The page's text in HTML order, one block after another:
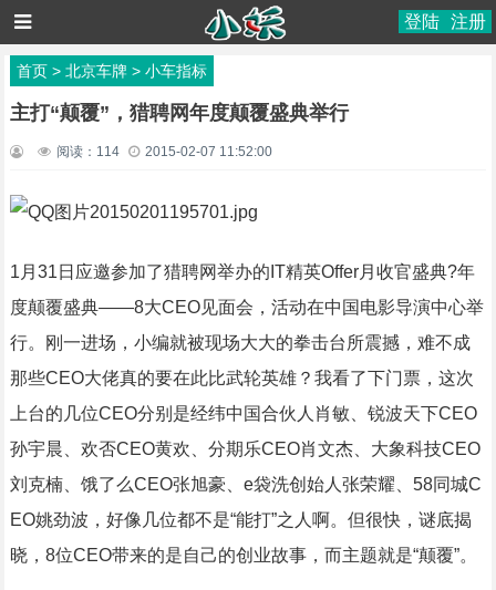
登陆 注册
首页> 北京车牌> 小车指标
主打“颠覆”，猎聘网年度颠覆盛典举行
阅读： 114 2015-02-07 11:52:00
1月31日应邀参加了猎聘网举办的IT精英Offer月收官盛典?年
度颠覆盛典——8大CEO见面会，活动在中国电影导演中心举
行。刚一进场，小编就被现场大大的拳击台所震撼，难不成
那些CEO大佬真的要在此比武轮英雄？我看了下门票，这次
上台的几位CEO分别是经纬中国合伙人肖敏、锐波天下CEO
孙宇晨、欢否CEO黄欢、分期乐CEO肖文杰、大象科技CEO
刘克楠、饿了么CEO张旭豪、e袋洗创始人张荣耀、58同城C
EO姚劲波，好像几位都不是“能打”之人啊。但很快，谜底揭
晓，8位CEO带来的是自己的创业故事，而主题就是“颠覆”。